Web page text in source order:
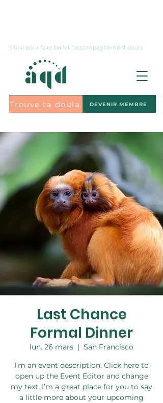
S'unir pour faire briller l'accompagnement doula
Trouve ta doula DEVENIR MEMBRE
Last Chance
Formal Dinner
lun. 26 mars
  |
San Francisco
I’m an event description. Click here to
open up the Event Editor and change
my text. I’m a great place for you to say
a little more about your upcoming